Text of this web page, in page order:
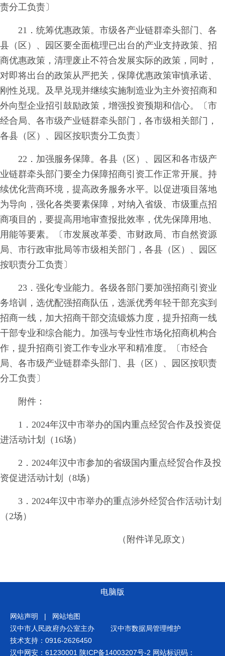
责分工负责〕
21．统筹优惠政策。市级各产业链群牵头部门、各
县（区）、园区要全面梳理已出台的产业支持政策、招
商优惠政策，清理废止不符合发展实际的政策，同时，
对即将出台的政策从严把关，保障优惠政策审慎承诺、
刚性兑现。及早兑现并继续实施制造业为主外资招商和
外向型企业招引鼓励政策，增强投资预期和信心。〔市
经合局、各市级产业链群牵头部门，各市级相关部门，
各县（区）、园区按职责分工负责〕
22．加强服务保障。各县（区）、园区和各市级产
业链群牵头部门要全力保障招商引资工作正常开展。持
续优化营商环境，提高政务服务水平。以促进项目落地
为导向，强化各类要素保障，对纳入省级、市级重点招
商项目的，要提高用地审查报批效率，优先保障用地、
用能等要素。〔市发展改革委、市财政局、市自然资源
局、市行政审批局等市级相关部门，各县（区）、园区
按职责分工负责〕
23．强化专业能力。各级各部门要加强招商引资业
务培训，选优配强招商队伍，选派优秀年轻干部充实到
招商一线，加大招商干部交流锻炼力度，提升招商一线
干部专业和综合能力。加强与专业性市场化招商机构合
作，提升招商引资工作专业水平和精准度。〔市经合
局、各市级产业链群牵头部门、县（区）、园区按职责
分工负责〕
附件：
1．2024年汉中市举办的国内重点经贸合作及投资促
进活动计划（16场）
2．2024年汉中市参加的省级国内重点经贸合作及投
资促进活动计划（8场）
3．2024年汉中市举办的重点涉外经贸合作活动计划
（2场）
（附件详见原文）
电脑版
网站声明 |
网站地图
汉中市人民政府办公室主办
汉中市数据局管理维护
技术支持：0916-2626450
汉中网安：61230001 陕ICP备14003207号-2 网站标识码：